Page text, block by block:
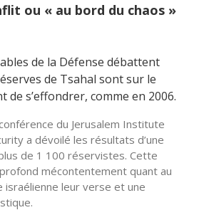
ou « au bord du chaos »
de la Défense débattent
de Tsahal sont sur le
de s’effondrer, comme en 2006.
du Jerusalem Institute
a dévoilé les résultats d’une
de 1 100 réservistes. Cette
mécontentement quant au
israélienne leur verse et une